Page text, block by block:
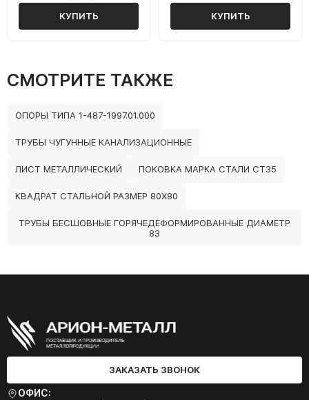
КУПИТЬ КУПИТЬ
СМОТРИТЕ ТАКЖЕ
ОПОРЫ ТИПА 1-487-1997.01.000
ТРУБЫ ЧУГУННЫЕ КАНАЛИЗАЦИОННЫЕ
ЛИСТ МЕТАЛЛИЧЕСКИЙ ПОКОВКА МАРКА СТАЛИ СТ35
КВАДРАТ СТАЛЬНОЙ РАЗМЕР 80Х80
ТРУБЫ БЕСШОВНЫЕ ГОРЯЧЕДЕФОРМИРОВАННЫЕ ДИАМЕТР
83
ЗАКАЗАТЬ ЗВОНОК
ОФИС: